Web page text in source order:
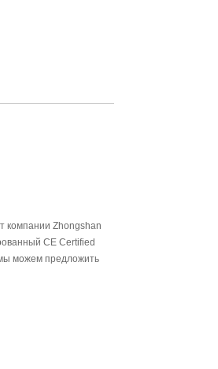
компании Zhongshan
CE Certified
можем предложить